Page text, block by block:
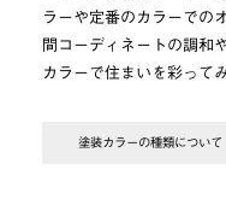
ラーや定番のカラーでの
間コーディネートの調和
カラーで住まいを彩って
塗装カラーの種類について